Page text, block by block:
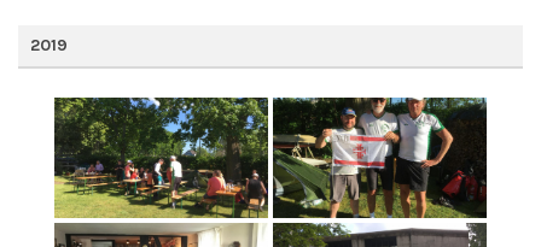
2019